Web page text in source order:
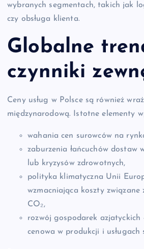
wybranych segmentach, takich jak
czy obsługa klienta.
Globalne
czynniki
Ceny usług w Polsce są również
międzynarodową. Istotne elementy
wahania cen surowców na
zaburzenia łańcuchów dostaw
lub kryzysów zdrowotnych,
polityka klimatyczna Unii
wzmacniająca koszty związane
CO₂,
rozwój gospodarek azjatyckich
cenowa w produkcji i usługach